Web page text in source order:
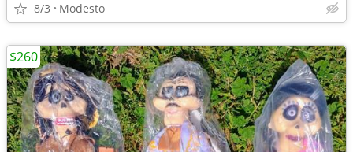
8/3 Modesto
$260